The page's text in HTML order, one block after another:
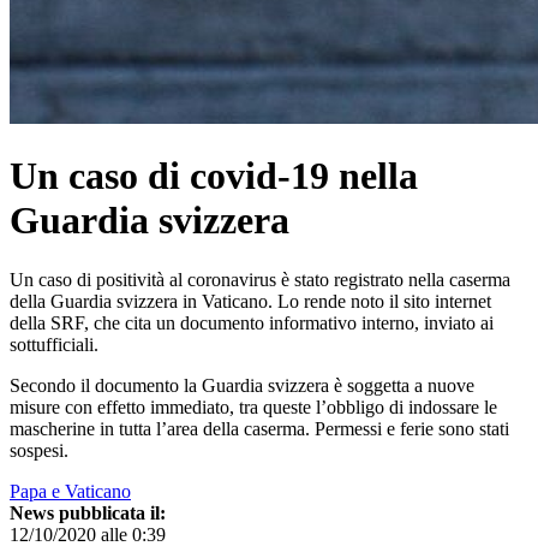
Un caso di covid-19 nella
Guardia svizzera
Un caso di positività al coronavirus è stato registrato nella caserma
della Guardia svizzera in Vaticano. Lo rende noto il sito internet
della SRF, che cita un documento informativo interno, inviato ai
sottufficiali.
Secondo il documento la Guardia svizzera è soggetta a nuove
misure con effetto immediato, tra queste l’obbligo di indossare le
mascherine in tutta l’area della caserma. Permessi e ferie sono stati
sospesi.
Papa e Vaticano
News pubblicata il:
12/10/2020 alle 0:39